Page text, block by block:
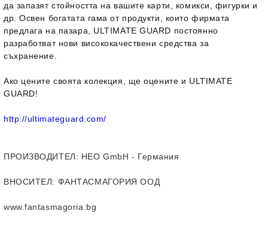
да запазят стойността на вашите карти, комикси, фигурки и
др. Освен богатата гама от продукти, които фирмата
предлага на пазара, ULTIMATE GUARD постоянно
разработват нови висококачествени средства за
съхранение.
Ако цените своята колекция, ще оцените и ULTIMATE
GUARD!
http://ultimateguard.com/
ПРОИЗВОДИТЕЛ: HEO GmbH - Германия
ВНОСИТЕЛ: ФАНТАСМАГОРИЯ ООД
www.fantasmagoria.bg